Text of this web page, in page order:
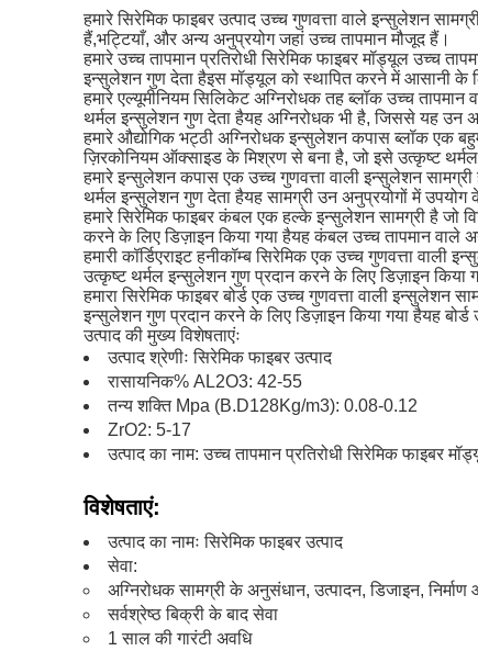
हमारे सिरेमिक फाइबर उत्पाद उच्च गुणवत्ता वाले इन्सुलेशन
हैं,भट्टियाँ, और अन्य अनुप्रयोग जहां उच्च तापमान मौजूद हैं।
हमारे उच्च तापमान प्रतिरोधी सिरेमिक फाइबर मॉड्यूल उच्च
इन्सुलेशन गुण देता हैइस मॉड्यूल को स्थापित करने में आसानी के
हमारे एल्यूमीनियम सिलिकेट अग्निरोधक तह ब्लॉक उच्च
थर्मल इन्सुलेशन गुण देता हैयह अग्निरोधक भी है, जिससे यह उन
हमारे औद्योगिक भट्ठी अग्निरोधक इन्सुलेशन कपास ब्लॉक एक
ज़िरकोनियम ऑक्साइड के मिश्रण से बना है, जो इसे उत्कृष्ट
हमारे इन्सुलेशन कपास एक उच्च गुणवत्ता वाली इन्सुलेशन
थर्मल इन्सुलेशन गुण देता हैयह सामग्री उन अनुप्रयोगों में
हमारे सिरेमिक फाइबर कंबल एक हल्के इन्सुलेशन सामग्री है जो
करने के लिए डिज़ाइन किया गया हैयह कंबल उच्च तापमान वाले
हमारी कॉर्डिएराइट हनीकॉम्ब सिरेमिक एक उच्च गुणवत्ता
उत्कृष्ट थर्मल इन्सुलेशन गुण प्रदान करने के लिए डिज़ाइन किया
हमारा सिरेमिक फाइबर बोर्ड एक उच्च गुणवत्ता वाली इन्सुलेशन
इन्सुलेशन गुण प्रदान करने के लिए डिज़ाइन किया गया हैयह
उत्पाद की मुख्य विशेषताएंः
उत्पाद श्रेणीः सिरेमिक फाइबर उत्पाद
रासायनिक% AL2O3: 42-55
तन्य शक्ति Mpa (B.D128Kg/m3): 0.08-0.12
ZrO2: 5-17
उत्पाद का नाम: उच्च तापमान प्रतिरोधी सिरेमिक
विशेषताएं:
उत्पाद का नामः सिरेमिक फाइबर उत्पाद
सेवा:
अग्निरोधक सामग्री के अनुसंधान, उत्पादन, डिजाइन,
सर्वश्रेष्ठ बिक्री के बाद सेवा
1 साल की गारंटी अवधि